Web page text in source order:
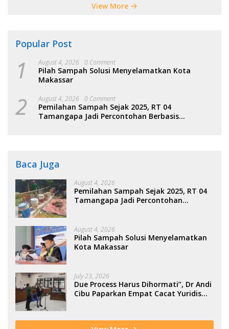
View More
Popular Post
1 August 4, 2026 0 Comment
Pilah Sampah Solusi Menyelamatkan Kota
Makassar
2 August 4, 2026 0 Comment
Pemilahan Sampah Sejak 2025, RT 04
Tamangapa Jadi Percontohan Berbasis
Baca Juga
August 4, 2026
Pemilahan Sampah Sejak 2025, RT 04
Tamangapa Jadi Percontohan
August 4, 2026
Pilah Sampah Solusi Menyelamatkan
Kota Makassar
July 23, 2026
Due Process Harus Dihormati”, Dr Andi
Cibu Paparkan Empat Cacat Yuridis